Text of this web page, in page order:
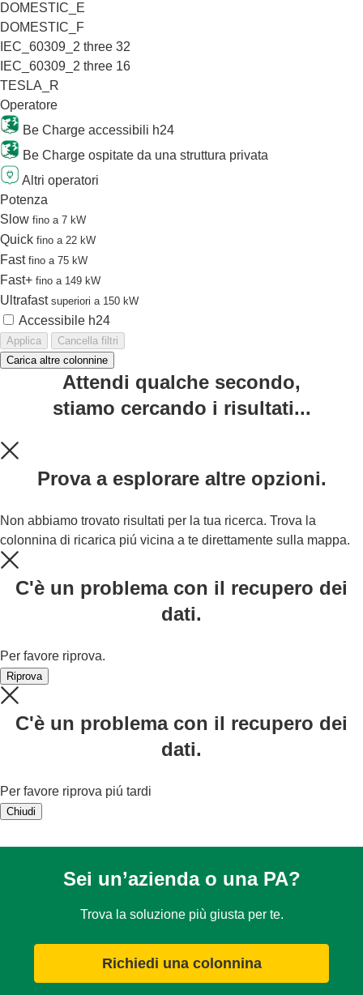
DOMESTIC_E
DOMESTIC_F
IEC_60309_2 three 32
IEC_60309_2 three 16
TESLA_R
Operatore
Be Charge accessibili h24
Be Charge ospitate da una struttura privata
Altri operatori
Potenza
Slow fino a 7 kW
Quick fino a 22 kW
Fast fino a 75 kW
Fast+ fino a 149 kW
Ultrafast superiori a 150 kW
Accessibile h24
Applica
Cancella filtri
Carica altre colonnine
Attendi qualche secondo,
stiamo cercando i risultati...
Prova a esplorare altre opzioni.
Non abbiamo trovato risultati per la tua ricerca. Trova la
colonnina di ricarica piú vicina a te direttamente sulla mappa.
C'è un problema con il recupero dei
dati.
Per favore riprova.
Riprova
C'è un problema con il recupero dei
dati.
Per favore riprova piú tardi
Chiudi
Sei un’azienda o una PA?
Trova la soluzione più giusta per te.
Richiedi una colonnina